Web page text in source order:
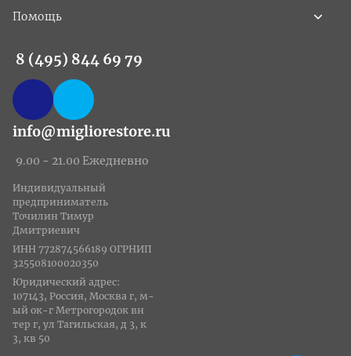
Помощь
8 (495) 844 69 79
info@migliorestore.ru
9.00 - 21.00 Ежедневно
Индивидуальный
предприниматель
Точилин Тимур
Дмитриевич
ИНН 772874566189 ОГРНИП
325508100020350
Юридический адрес:
107143, Россия, Москва г, м-
ый ок-г Метрогородок вн
тер г, ул Тагильская, д 3, к
3, кв 50